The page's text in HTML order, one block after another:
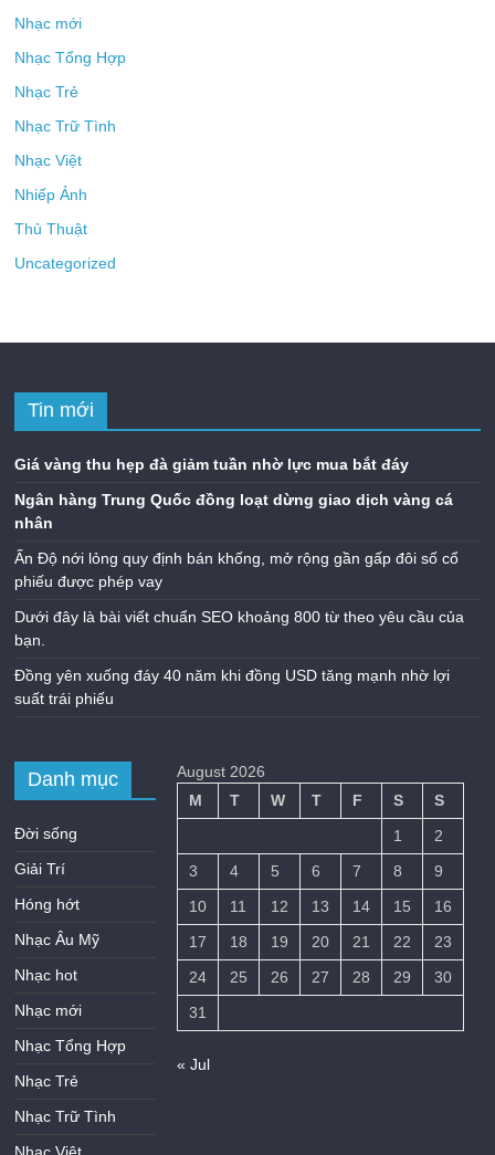
Nhạc mới
Nhạc Tổng Hợp
Nhạc Trẻ
Nhạc Trữ Tình
Nhạc Việt
Nhiếp Ảnh
Thủ Thuật
Uncategorized
Tin mới
Giá vàng thu hẹp đà giảm tuần nhờ lực mua bắt đáy
Ngân hàng Trung Quốc đồng loạt dừng giao dịch vàng cá
nhân
Ấn Độ nới lỏng quy định bán khống, mở rộng gần gấp đôi số cổ
phiếu được phép vay
Dưới đây là bài viết chuẩn SEO khoảng 800 từ theo yêu cầu của
bạn.
Đồng yên xuống đáy 40 năm khi đồng USD tăng mạnh nhờ lợi
suất trái phiếu
Danh mục
Đời sống
Giải Trí
Hóng hớt
Nhạc Âu Mỹ
Nhạc hot
Nhạc mới
Nhạc Tổng Hợp
Nhạc Trẻ
Nhạc Trữ Tình
August 2026
M
T W T F S
S
1
2
3
4 5 6 7 8
9
10
11 12 13 14 15
16
17
18 19 20 21 22
23
24
25 26 27 28 29
30
31
« Jul